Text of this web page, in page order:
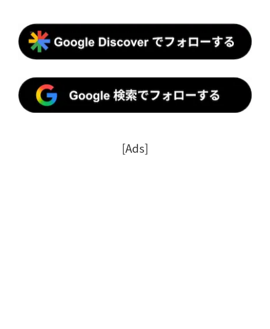
[Ads]